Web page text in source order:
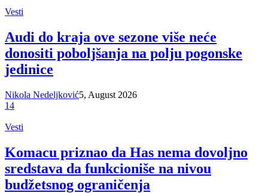
Vesti
Audi do kraja ove sezone više neće
donositi poboljšanja na polju pogonske
jedinice
Nikola Nedeljković5, August 2026
14
Vesti
Komacu priznao da Has nema dovoljno
sredstava da funkcioniše na nivou
budžetsnog ograničenja